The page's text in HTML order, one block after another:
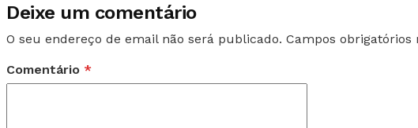
Deixe um comentário
O seu endereço de email não será publicado. Campos obrigatórios
Comentário *